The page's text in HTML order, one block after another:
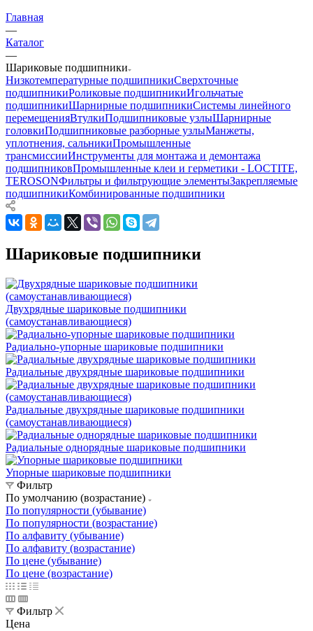
Главная
—
Каталог
—
Шариковые подшипники
Низкотемпературные подшипникиСверхточные
подшипникиРоликовые подшипникиИгольчатые
подшипникиШарнирные подшипникиСистемы линейного
перемещенияВтулкиПодшипниковые узлыШарнирные
головкиПодшипниковые разборные узлыМанжеты,
уплотнения, сальникиПромышленные
трансмиссииИнструменты для монтажа и демонтажа
подшипниковПромышленные клеи и герметики - LOCTITE,
TEROSONФильтры и фильтрующие элементыЗакрепляемые
подшипникиКомбинированные подшипники
Шариковые подшипники
Двухрядные шариковые подшипники
(самоустанавливающиеся)
Радиально-упорные шариковые подшипники
Радиальные двухрядные шариковые подшипники
Радиальные двухрядные шариковые подшипники
(самоустанавливающиеся)
Радиальные однорядные шариковые подшипники
Упорные шариковые подшипники
Фильтр
По умолчанию (возрастание)
По популярности (убывание)
По популярности (возрастание)
По алфавиту (убывание)
По алфавиту (возрастание)
По цене (убывание)
По цене (возрастание)
Фильтр
Цена